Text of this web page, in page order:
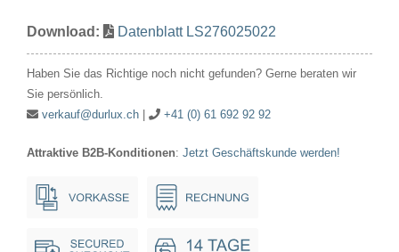
Slim
GLS
250Lm
2.9W
922
Download: Datenblatt LS276025022
Haben Sie das Richtige noch nicht gefunden? Gerne beraten wir
Sie persönlich.
verkauf@durlux.ch| +41 (0) 61 692 92 92
Attraktive B2B-Konditionen: Jetzt Geschäftskunde werden!